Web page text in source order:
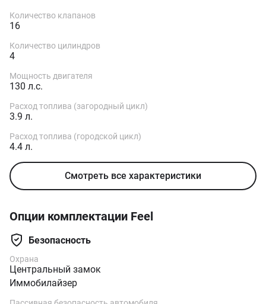
Нормы токсичности EURO
Vi+
Количество клапанов
16
Количество цилиндров
4
Мощность двигателя
130 л.с.
Расход топлива (загородный цикл)
3.9 л.
Расход топлива (городской цикл)
4.4 л.
Опции комплектации Feel
Безопасность
Охрана
Центральный замок